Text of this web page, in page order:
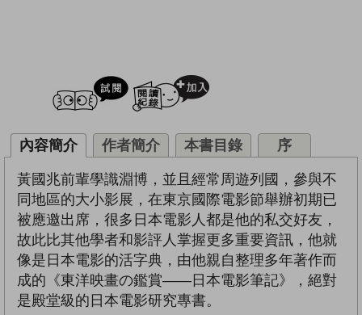
試閲
內容簡介 作者簡介 本書目錄 序
黃國兆前輩學識淵博，並且經常周遊列國，參與不
同地區的大小影展，在東京國際電影節舉辦初期已
被應邀出席，很多日本電影人都是他的私交好友，
故此比其他學者和影評人掌握更多重要資訊，他就
像是日本電影的活字典，由他親自整理多年著作而
成的《東洋映畫の鑑賞——日本電影筆記》，絕對
是殿堂級的日本電影研究專書。